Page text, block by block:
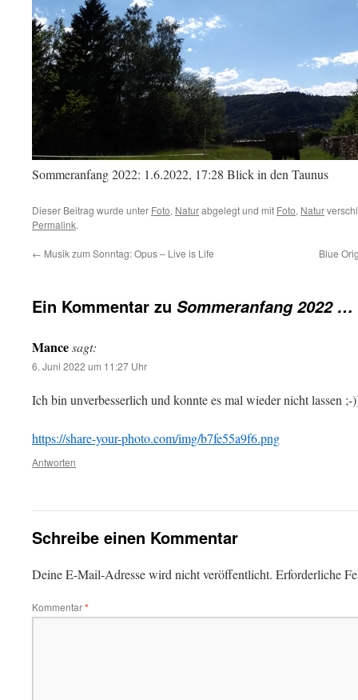
Sommeranfang 2022: 1.6.2022, 17:28 Blick in den Taunus
Dieser Beitrag wurde unter Foto, Naturabgelegt und mit Foto, Natur
Permalink.
← Musik zum Sonntag: Opus – Live is Life Blue
Ein Kommentar zu Sommeranfang 2022 …
Mancesagt:
6. Juni 2022 um 11:27 Uhr
Ich bin unverbesserlich und konnte es mal wieder nicht lassen ;-
https://share-your-photo.com/img/b7fe55a9f6.png
Antworten
Schreibe einen Kommentar
Deine E-Mail-Adresse wird nicht veröffentlicht. Erforderliche
Kommentar*